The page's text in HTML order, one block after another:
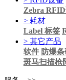
Zebra
> 耗材
Label 标签
> 其它产品
软件 防爆
斑马扫描枪